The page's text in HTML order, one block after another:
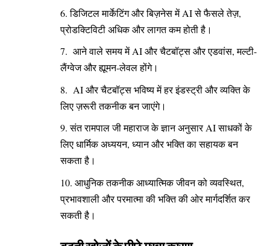
डिजिटल मार्केटिंग और बिज़नेस में AI से फैसले तेज़,
प्रोडक्टिविटी अधिक और लागत कम होती है।
आने वाले समय में AI और चैटबॉट्स और एडवांस, मल्टी-
लैंग्वेज और ह्यूमन-लेवल होंगे।
AI और चैटबॉट्स भविष्य में हर इंडस्ट्री और व्यक्ति के
लिए ज़रूरी तकनीक बन जाएंगे।
संत रामपाल जी महाराज के ज्ञान अनुसार AI साधकों के
लिए धार्मिक अध्ययन, ध्यान और भक्ति का सहायक बन
सकता है।
आधुनिक तकनीक आध्यात्मिक जीवन को व्यवस्थित,
प्रभावशाली और परमात्मा की भक्ति की ओर मार्गदर्शित कर
सकती है।